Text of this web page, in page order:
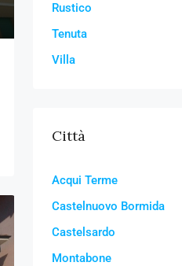
Rustico
Tenuta
Villa
Città
Acqui Terme
Castelnuovo Bormida
Castelsardo
Montabone